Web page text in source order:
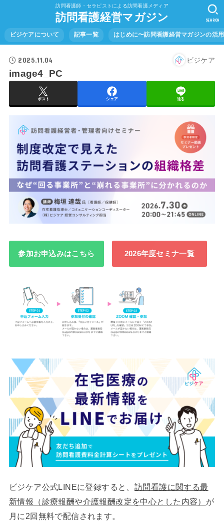
訪問看護師・セラピストによる訪問看護メディア
訪問看護経営マガジン
ビジケアについて 記事一覧 はじめに〜訪問看護経営マガジンの活
SEARCH
2025.11.04 ビジケア
image4_PC
ポスト シェア 送る
参加お申込みはこちら 2026年度セミナ一覧
ビジケア公式LINEに登録すると、 訪問看護に関する最
新情報（診療報酬や介護報酬改定を中心とした内容） が
月に2回無料で配信されます。